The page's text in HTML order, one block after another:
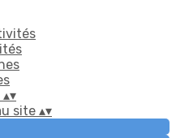
▴▾
site ▴▾